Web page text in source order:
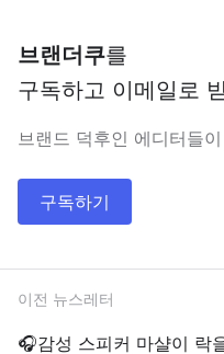
브랜더쿠를
구독하고 이메일로
브랜드 덕후인 에디터들
구독하기
이전 뉴스레터
🎧감성 스피커 마샬이 락